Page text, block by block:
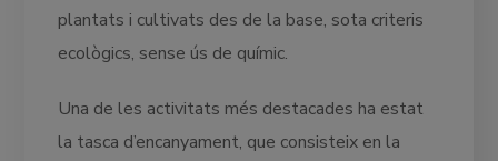
plantats i cultivats des de la base, sota criteris
ecològics, sense ús de químic.
Una de les activitats més destacades ha estat
la tasca d’encanyament, que consisteix en la